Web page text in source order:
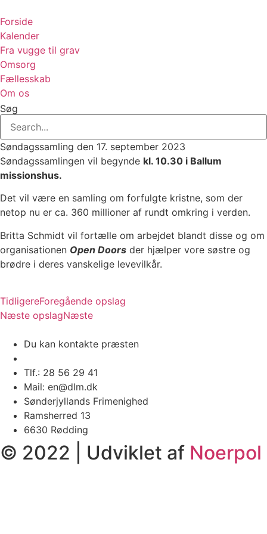
til
indhold
Forside
Kalender
Fra vugge til grav
Omsorg
Fællesskab
Om os
Søg
Søndagssamling den 17. september 2023
Søndagssamlingen vil begynde kl. 10.30 i Ballum
missionshus.
Det vil være en samling om forfulgte kristne, som der
netop nu er ca. 360 millioner af rundt omkring i verden.
Britta Schmidt vil fortælle om arbejdet blandt disse og om
organisationen Open Doors der hjælper vore søstre og
brødre i deres vanskelige levevilkår.
TidligereForegående opslag
Næste opslagNæste
Du kan kontakte præsten
Tlf.: 28 56 29 41
Mail: en@dlm.dk
Sønderjyllands Frimenighed
Ramsherred 13
6630 Rødding
© 2022 | Udviklet af Noerpol